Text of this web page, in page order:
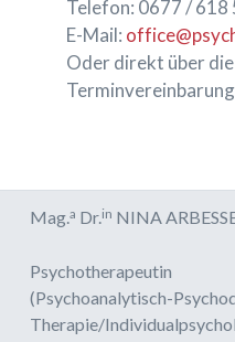
Telefon: 0677 / 618
E-Mail:
Oder direkt über
Mag.a Dr.in NINA
Psychotherapeutin
(Psychoanalytisch-
Therapie/